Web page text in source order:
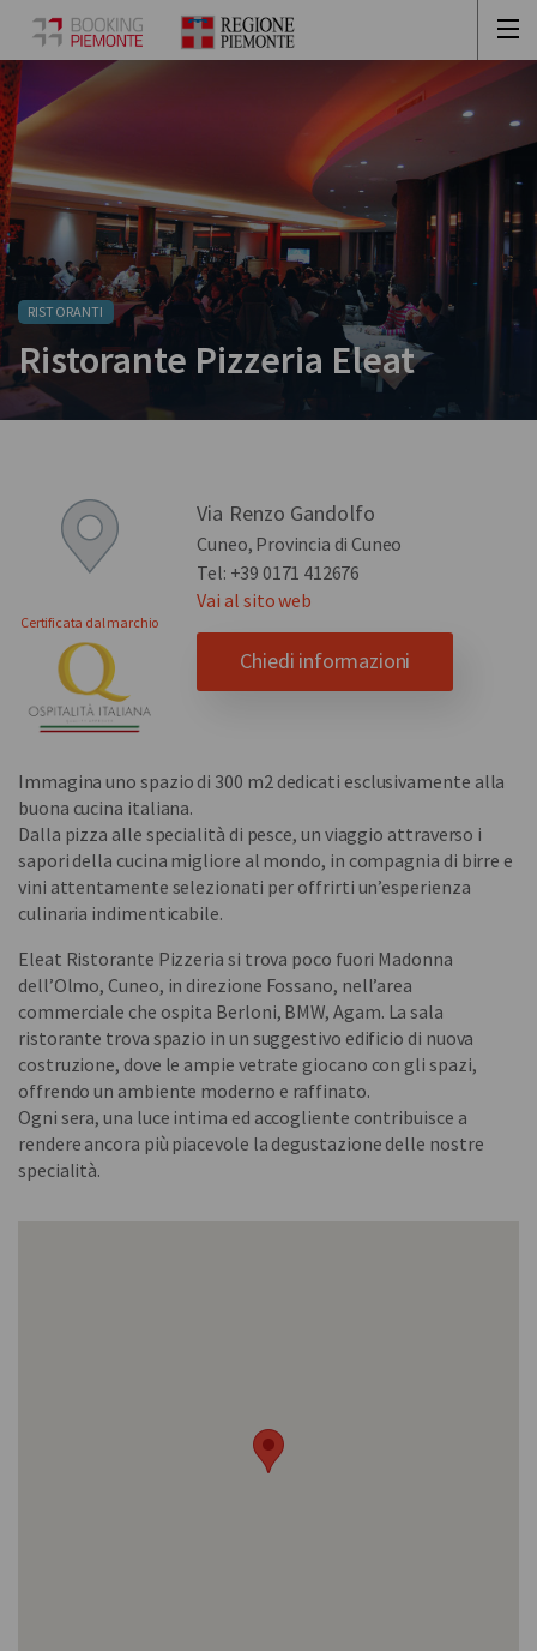
RISTORANTI
Ristorante Pizzeria Eleat
Certificata dal marchio
Via Renzo Gandolfo
Cuneo, Provincia di Cuneo
Tel: +39 0171 412676
Vai al sito web
Chiedi informazioni
Immagina uno spazio di 300 m2 dedicati esclusivamente alla
buona cucina italiana.
Dalla pizza alle specialità di pesce, un viaggio attraverso i
sapori della cucina migliore al mondo, in compagnia di birre e
vini attentamente selezionati per offrirti un’esperienza
culinaria indimenticabile.
Eleat Ristorante Pizzeria si trova poco fuori Madonna
dell’Olmo, Cuneo, in direzione Fossano, nell’area
commerciale che ospita Berloni, BMW, Agam. La sala
ristorante trova spazio in un suggestivo edificio di nuova
costruzione, dove le ampie vetrate giocano con gli spazi,
offrendo un ambiente moderno e raffinato.
Ogni sera, una luce intima ed accogliente contribuisce a
rendere ancora più piacevole la degustazione delle nostre
specialità.